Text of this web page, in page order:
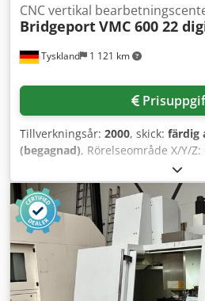
Tyskland 1 121 km
CNC vertikal
BridgeportVMC 600 22
Tillverkningsår: 2000, skick: färdig
(begagnad), Rörelseområde X/Y/
bordets dimensioner X/Y:
6000 varv/min, spindeleffekt: 8,5
antal verktygsplatser: 22,
36m/36m/20m/min. Maskinens
2200mm/2300mm/2300mm, vikt:
Heidenhain TNC 426. En
Dodpsv Uqb Njfx Apbswa